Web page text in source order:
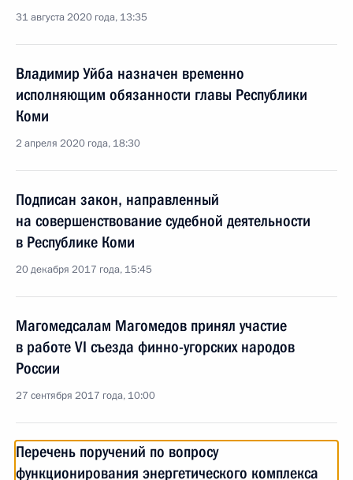
31 августа 2020 года, 13:35
Владимир Уйба назначен временно
исполняющим обязанности главы Республики
Коми
2 апреля 2020 года, 18:30
Подписан закон, направленный
на совершенствование судебной деятельности
в Республике Коми
20 декабря 2017 года, 15:45
Магомедсалам Магомедов принял участие
в работе VI съезда финно-угорских народов
России
27 сентября 2017 года, 10:00
Перечень поручений по вопросу
функционирования энергетического комплекса